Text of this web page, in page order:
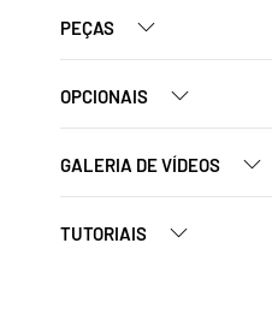
PEÇAS
OPCIONAIS
GALERIA DE VÍDEOS
TUTORIAIS